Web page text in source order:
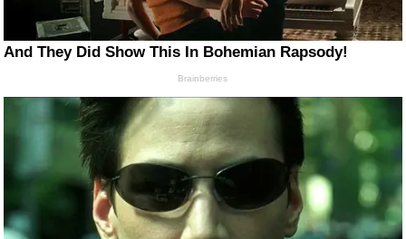
And They Did Show This In Bohemian Rapsody!
Brainberries